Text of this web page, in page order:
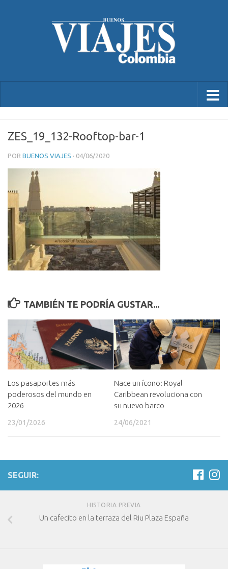
ZES_19_132-Rooftop-bar-1
POR BUENOS VIAJES · 04/06/2020
TAMBIÉN TE PODRÍA GUSTAR...
Los pasaportes más
poderosos del mundo en
2026
23/01/2026
Nace un ícono: Royal
Caribbean revoluciona con
su nuevo barco
24/06/2021
SEGUIR:
HISTORIA PREVIA
Un cafecito en la terraza del Riu Plaza España